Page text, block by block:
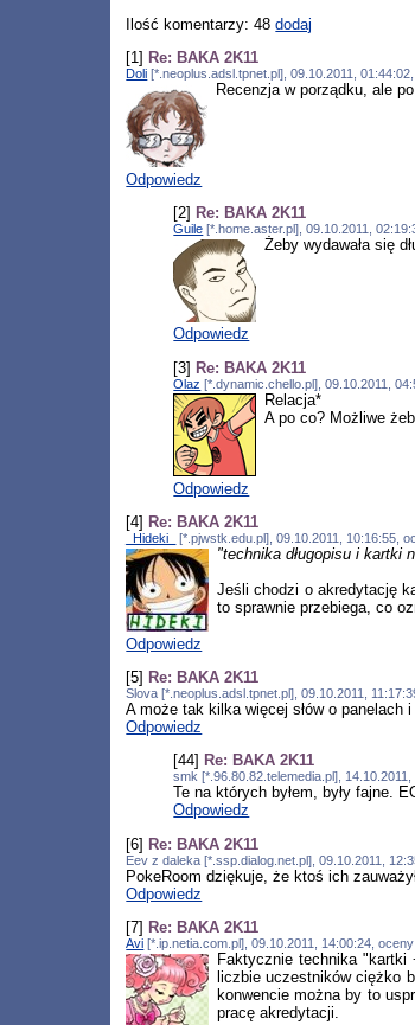
Ilość komentarzy: 48dodaj
[1] Re: BAKA 2K11
Doli [*.neoplus.adsl.tpnet.pl], 09.10.2011,
Recenzja w porządku, ale
Odpowiedz
[2] Re: BAKA 2K11
Guile [*.home.aster.pl], 09.10.2011,
Żeby wydawała się
Odpowiedz
[3] Re: BAKA 2K11
Olaz [*.dynamic.chello.pl], 09.10.2011,
Relacja*
A po co? Możliwe
Odpowiedz
[4] Re: BAKA 2K11
_Hideki_ [*.pjwstk.edu.pl], 09.10.2011, 10:16:55,
"technika długopisu i kartki
Jeśli chodzi o akredytację
to sprawnie przebiega, co
Odpowiedz
[5] Re: BAKA 2K11
Slova [*.neoplus.adsl.tpnet.pl], 09.10.2011,
A może tak kilka więcej słów o panelach
Odpowiedz
[44] Re: BAKA 2K11
smk [*.96.80.82.telemedia.pl],
Te na których byłem, były fajne.
Odpowiedz
[6] Re: BAKA 2K11
Eev z daleka [*.ssp.dialog.net.pl], 09.10.2011,
PokeRoom dziękuje, że ktoś ich
Odpowiedz
[7] Re: BAKA 2K11
Avi [*.ip.netia.com.pl], 09.10.2011, 14:00:24,
Faktycznie technika "kartki
liczbie uczestników ciężko
konwencie można by to
pracę akredytacji.